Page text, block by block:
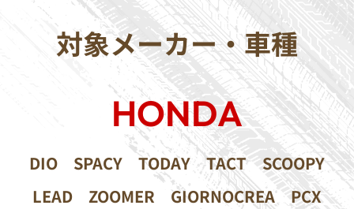
対象メーカー・車種
HONDA
DIO SPACY TODAY TACT
SCOOPY
LEAD
ZOOMER GIORNOCREA
PCX